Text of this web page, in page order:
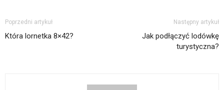
Poprzedni artykuł
Która lornetka 8×42?
Następny artykuł
Jak podłączyć lodówkę
turystyczna?